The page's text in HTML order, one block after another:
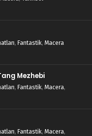
, Fantastik, Macera
Mezhebi
, Fantastik, Macera,
, Fantastik, Macera,